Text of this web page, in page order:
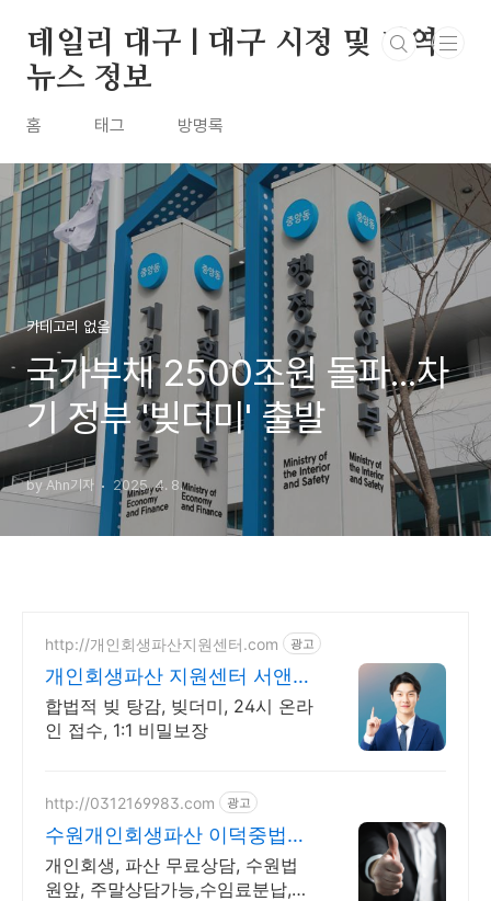
데일리 대구 | 대구 시정 및 지역
뉴스 정보
홈 태그 방명록
카테고리 없음
국가부채 2500조원 돌파...차
기 정부 '빚더미' 출발
by Ahn기자 2025. 4. 8.
http://개인회생파산지원센터.com 광고
개인회생파산 지원센터 서앤율
빚탕감 모든 부채 해결
합법적 빚 탕감, 빚더미, 24시 온라
인 접수, 1:1 비밀보장
http://0312169983.com 광고
수원개인회생파산 이덕중법무
사 무료친절상담, 90% 빚탕감
개인회생, 파산 무료상담, 수원법
원앞, 주말상담가능,수임료분납,오